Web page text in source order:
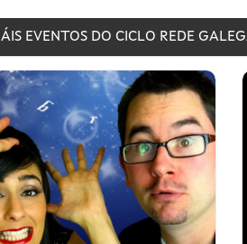
EVENTOS DO CICLO REDE